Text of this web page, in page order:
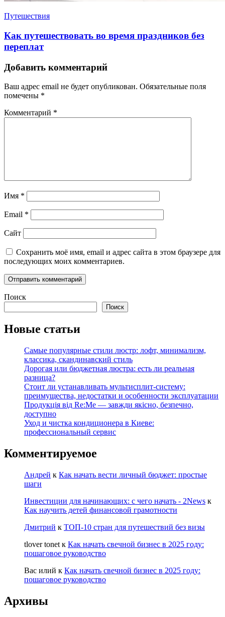
Путешествия
Как путешествовать во время праздников без
переплат
Добавить комментарий
Ваш адрес email не будет опубликован. Обязательные поля
помечены *
Комментарий *
Имя *
Email *
Сайт
Сохранить моё имя, email и адрес сайта в этом браузере для
последующих моих комментариев.
Поиск
Поиск
Новые статьи
Самые популярные стили люстр: лофт, минимализм,
классика, скандинавский стиль
Дорогая или бюджетная люстра: есть ли реальная
разница?
Стоит ли устанавливать мультисплит-систему:
преимущества, недостатки и особенности эксплуатации
Продукція від Re:Me — завжди якісно, безпечно,
доступно
Уход и чистка кондиционера в Киеве:
профессиональный сервис
Комментируемое
Андрей к Как начать вести личный бюджет: простые
шаги
Инвестиции для начинающих: с чего начать - 2News к
Как научить детей финансовой грамотности
Дмитрий к ТОП-10 стран для путешествий без визы
tlover tonet к Как начать свечной бизнес в 2025 году:
пошаговое руководство
Вас илий к Как начать свечной бизнес в 2025 году:
пошаговое руководство
Архивы